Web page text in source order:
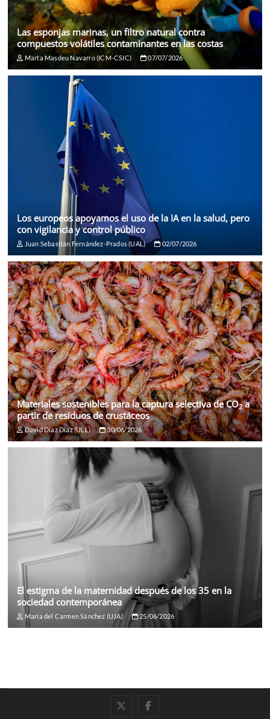
Las esponjas marinas, un filtro natural contra
compuestos volátiles contaminantes en las costas
Marta Masdeu Navarro (ICM-CSIC) 07/07/2026
Los europeos apoyamos el uso de la IA en la salud, pero
con vigilancia y control público
Juan Sebastián Fernández-Prados (UAL) 02/07/2026
Materiales sostenibles para la captura selectiva de CO2a
partir de residuos de crustáceos
David Díaz Díaz (ULL) 30/06/2026
El estigma de la maternidad después de los 35 en la
sociedad contemporánea
María del Carmen Sánchez (UJA) 25/06/2026
twitterfacebook